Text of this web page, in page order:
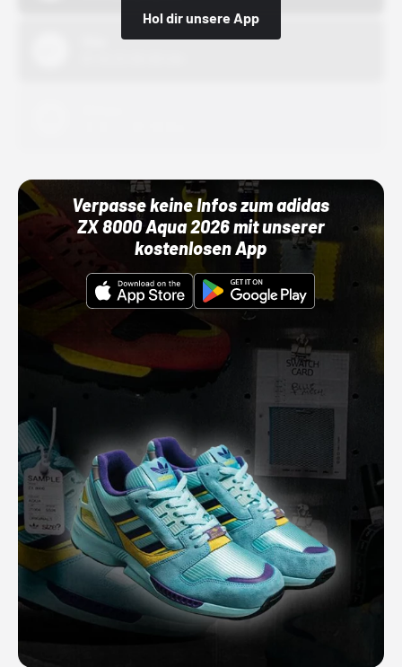
Hol dir unsere App
Verpasse keine Infos zum adidas
ZX 8000 Aqua 2026 mit unserer
kostenlosen App